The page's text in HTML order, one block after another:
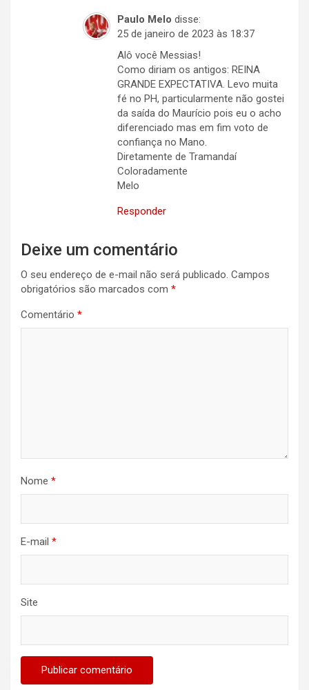
Paulo Melo disse:
25 de janeiro de 2023 às 18:37
Alô você Messias!
Como diriam os antigos: REINA
GRANDE EXPECTATIVA. Levo muita
fé no PH, particularmente não gostei
da saída do Maurício pois eu o acho
diferenciado mas em fim voto de
confiança no Mano.
Diretamente de Tramandaí
Coloradamente
Melo
Responder
Deixe um comentário
O seu endereço de e-mail não será publicado. Campos
obrigatórios são marcados com *
Comentário *
Nome *
E-mail *
Site